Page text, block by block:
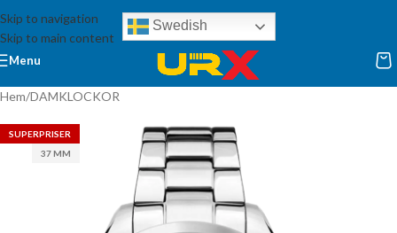
Skip to navigation
Skip to main content
Swedish
Menu
Hem/DAMKLOCKOR
SUPERPRISER
37 MM